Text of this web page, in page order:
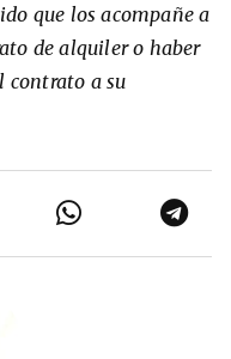
que los acompañe a
de alquiler o haber
contrato a su